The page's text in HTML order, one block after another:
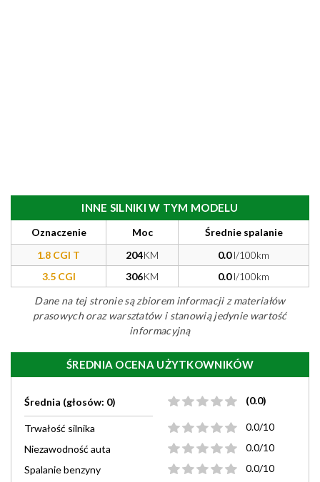
INNE SILNIKI W TYM MODELU
Oznaczenie Moc
Średnie spalanie
1.8 CGI T
204KM 0.0l/100km
3.5 CGI
306KM 0.0l/100km
Dane na tej stronie są zbiorem informacji z materiałów
prasowych oraz warsztatów i stanowią jedynie wartość
informacyjną
ŚREDNIA OCENA UŻYTKOWNIKÓW
Średnia (głosów: 0) (0.0)
Trwałość silnika
0.0/10
Niezawodność auta
0.0/10
Spalanie benzyny
0.0/10